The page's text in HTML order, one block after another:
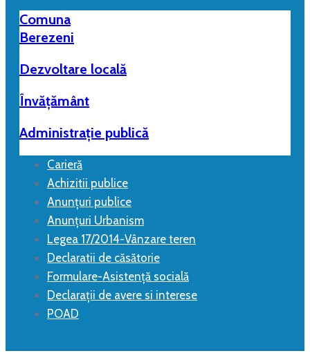
Comuna
Berezeni
Dezvoltare locală
Învățământ
Administrație publică
Carieră
Achizitii publice
Anunțuri publice
Anunțuri Urbanism
Legea 17/2014-Vânzare teren
Declaratii de căsătorie
Formulare-Asistență socială
Declarații de avere si interese
POAD